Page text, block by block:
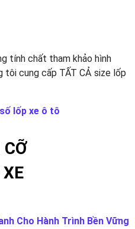
tính chất tham khảo hình
tôi cung cấp TẤT CẢ size lốp
lốp xe ô tô
CỠ
Cho Hành Trình Bền Vững